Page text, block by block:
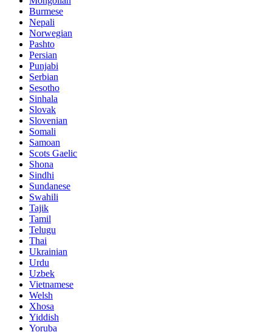
Burmese
Nepali
Norwegian
Pashto
Persian
Punjabi
Serbian
Sesotho
Sinhala
Slovak
Slovenian
Somali
Samoan
Scots Gaelic
Shona
Sindhi
Sundanese
Swahili
Tajik
Tamil
Telugu
Thai
Ukrainian
Urdu
Uzbek
Vietnamese
Welsh
Xhosa
Yiddish
Yoruba